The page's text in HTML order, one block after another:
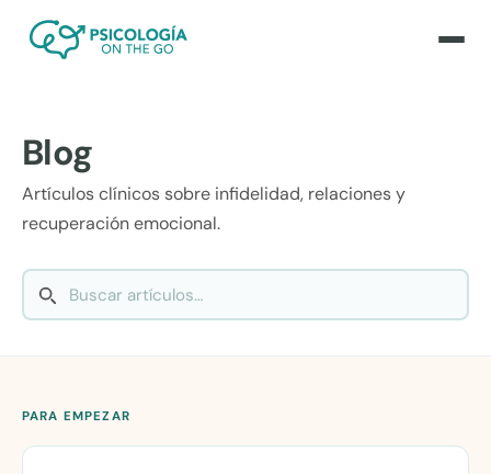
Blog
Artículos clínicos sobre infidelidad, relaciones y
recuperación emocional.
PARA EMPEZAR